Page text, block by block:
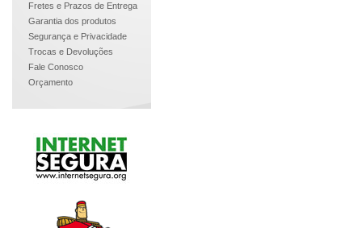
Fretes e Prazos de Entrega
Garantia dos produtos
Segurança e Privacidade
Trocas e Devoluções
Fale Conosco
Orçamento